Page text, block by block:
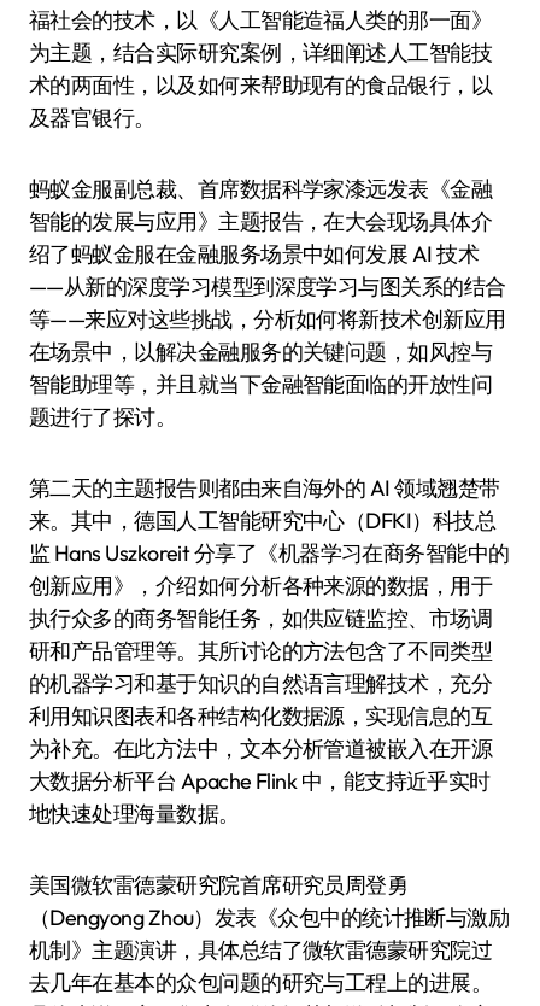
福社会的技术，以《人工智能造福人类的那一面》
为主题，结合实际研究案例，详细阐述人工智能技
术的两面性，以及如何来帮助现有的食品银行，以
及器官银行。
蚂蚁金服副总裁、首席数据科学家漆远发表《金融
智能的发展与应用》主题报告，在大会现场具体介
绍了蚂蚁金服在金融服务场景中如何发展 AI 技术
——从新的深度学习模型到深度学习与图关系的结合
等——来应对这些挑战，分析如何将新技术创新应用
在场景中，以解决金融服务的关键问题，如风控与
智能助理等，并且就当下金融智能面临的开放性问
题进行了探讨。
第二天的主题报告则都由来自海外的 AI 领域翘楚带
来。其中，德国人工智能研究中心（DFKI）科技总
监 Hans Uszkoreit 分享了《机器学习在商务智能中的
创新应用》，介绍如何分析各种来源的数据，用于
执行众多的商务智能任务，如供应链监控、市场调
研和产品管理等。其所讨论的方法包含了不同类型
的机器学习和基于知识的自然语言理解技术，充分
利用知识图表和各种结构化数据源，实现信息的互
为补充。在此方法中，文本分析管道被嵌入在开源
大数据分析平台 Apache Flink 中，能支持近乎实时
地快速处理海量数据。
美国微软雷德蒙研究院首席研究员周登勇
（Dengyong Zhou）发表《众包中的统计推断与激励
机制》主题演讲，具体总结了微软雷德蒙研究院过
去几年在基本的众包问题的研究与工程上的进展。